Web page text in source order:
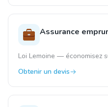
Assurance
Loi Lemoine — économisez
Obtenir un devis